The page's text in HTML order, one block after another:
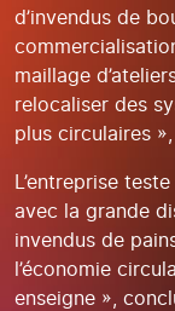
d’invendus de
maillage
relocaliser des
plus circulaires
L’entreprise
avec la grande
invendus de
l’économie
enseigne »,